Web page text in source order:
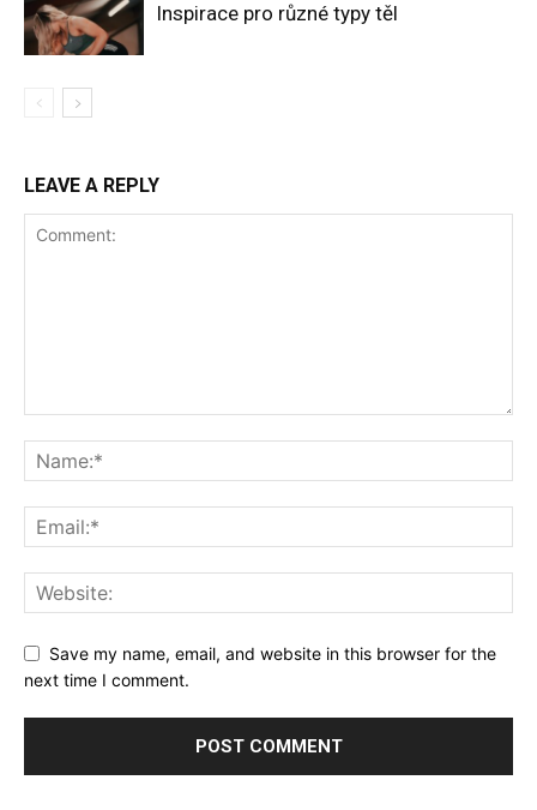
Inspirace pro různé typy těl
LEAVE A REPLY
Save my name, email, and website in this browser for the
next time I comment.